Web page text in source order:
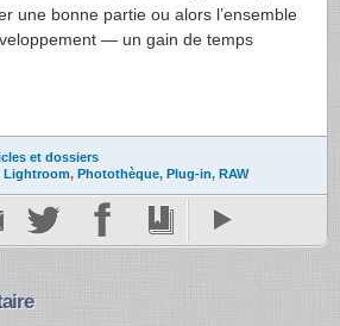
une bonne partie ou alors l’ensemble
— un gain de temps
et dossiers
Lightroom, Photothèque, Plug-in, RAW